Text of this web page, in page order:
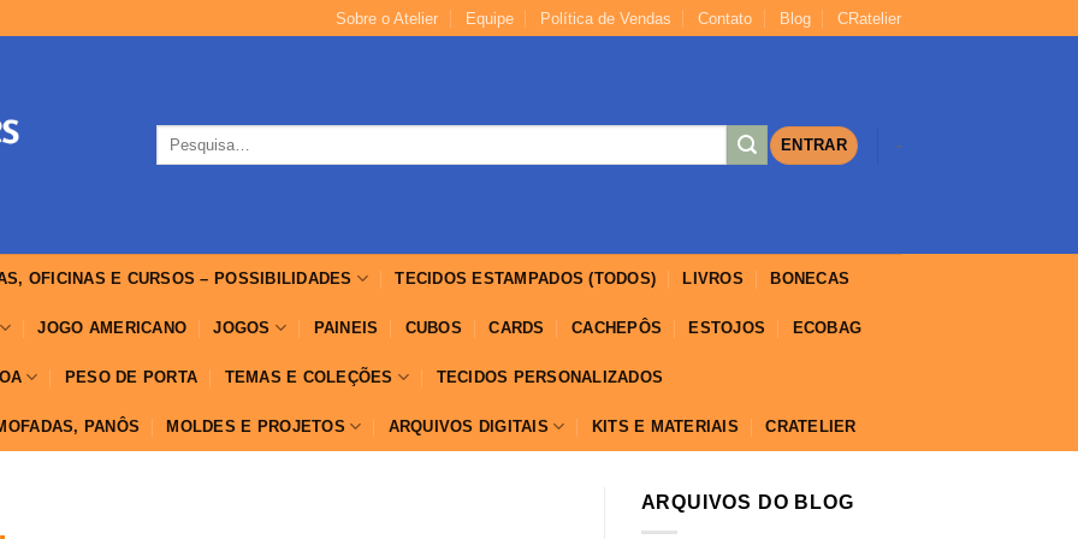
Sobre o Atelier Equipe Política de Vendas Contato Blog CRatelier
por:
ENTRAR -
OFICINAS E CURSOS – POSSIBILIDADES TECIDOS ESTAMPADOS (TODOS) LIVROS BONECAS
JOGO AMERICANO JOGOS PAINEIS CUBOS CARDS CACHEPÔS ESTOJOS ECOBAG
PESO DE PORTA TEMAS E COLEÇÕES TECIDOS PERSONALIZADOS
PANÔS MOLDES E PROJETOS ARQUIVOS DIGITAIS KITS E MATERIAIS CRATELIER
ARQUIVOS DO BLOG